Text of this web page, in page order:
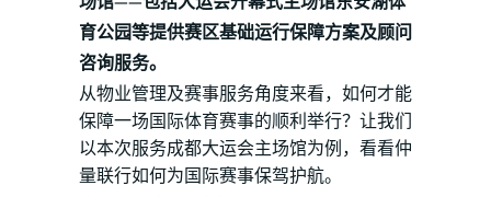
育公园等提供赛区基础运行保障方案及顾问
咨询服务。
从物业管理及赛事服务角度来看，如何才能
保障一场国际体育赛事的顺利举行？让我们
以本次服务成都大运会主场馆为例，看看仲
量联行如何为国际赛事保驾护航。